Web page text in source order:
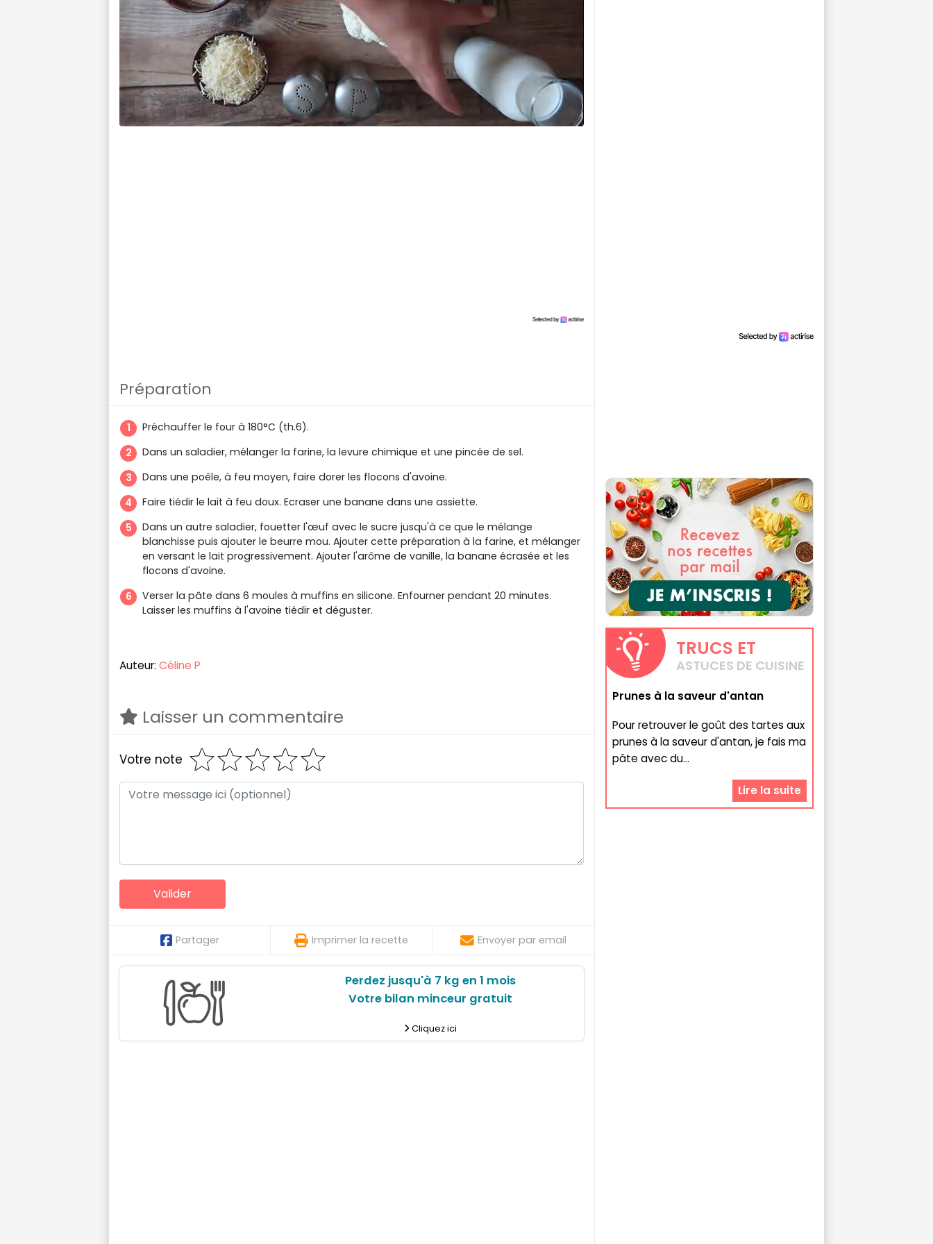
Préparation
Préchauffer le four à 180°C (th.6).
Dans un saladier, mélanger la farine, la levure chimique et une pincée de sel.
Dans une poêle, à feu moyen, faire dorer les flocons d'avoine.
Faire tiédir le lait à feu doux. Ecraser une banane dans une assiette.
Dans un autre saladier, fouetter l'œuf avec le sucre jusqu'à ce que le mélange
blanchisse puis ajouter le beurre mou. Ajouter cette préparation à la farine, et mélanger
en versant le lait progressivement. Ajouter l'arôme de vanille, la banane écrasée et les
flocons d'avoine.
Verser la pâte dans 6 moules à muffins en silicone. Enfourner pendant 20 minutes.
Laisser les muffins à l'avoine tiédir et déguster.
Auteur: Céline P
Laisser un commentaire
Votre note
Partager Imprimer la recette Envoyer par email
Perdez jusqu'à 7 kg en 1 mois
Votre bilan minceur gratuit
Cliquez ici
TRUCS ET
ASTUCES DE CUISINE
Prunes à la saveur d'antan
Pour retrouver le goût des tartes aux
prunes à la saveur d'antan, je fais ma
pâte avec du...
Lire la suite